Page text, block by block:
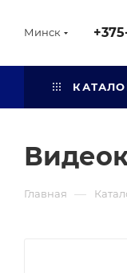
Минск
Главная —